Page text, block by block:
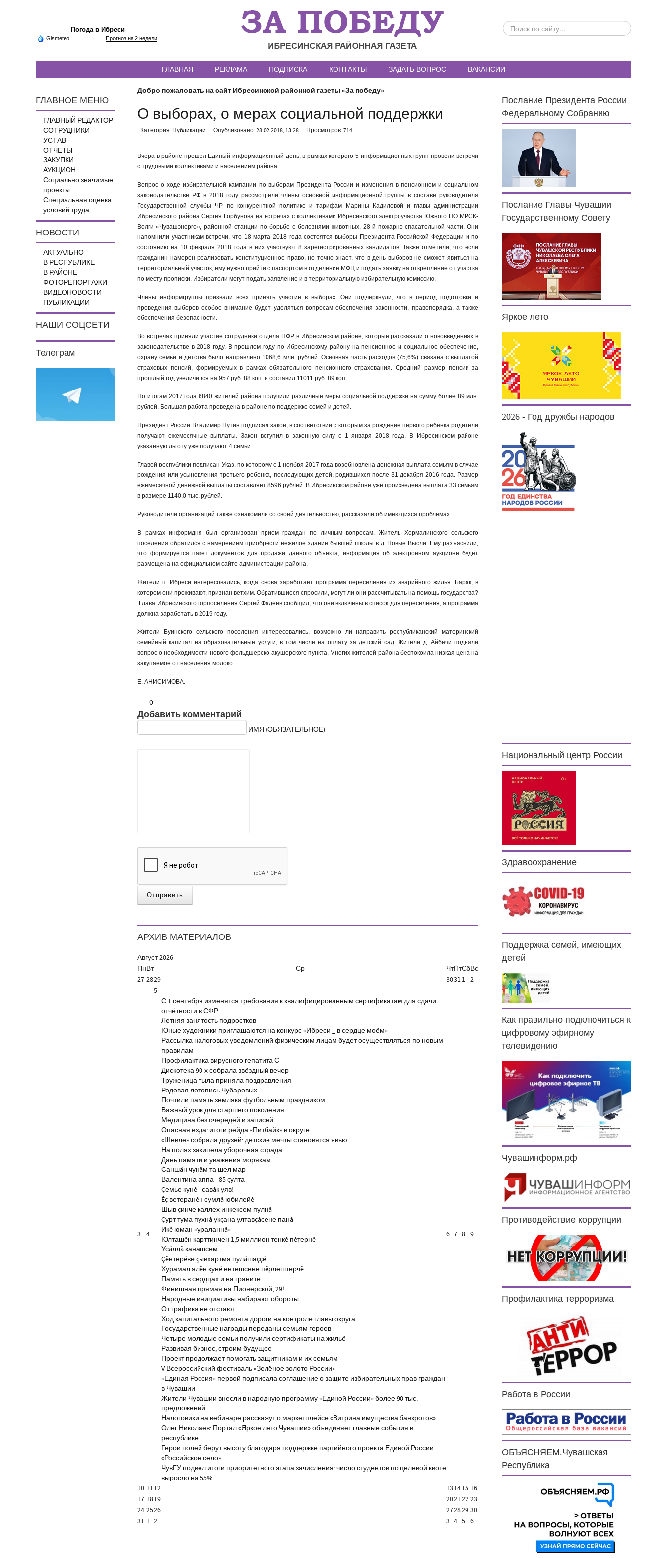
Погода в Ибреси
Gismeteo Прогноз на 2 недели
ПОИСК
ПО
ГЛАВНАЯ РЕКЛАМА ПОДПИСКА КОНТАКТЫ ЗАДАТЬ ВОПРОС ВАКАНСИИ
ГЛАВНОЕ МЕНЮ
ГЛАВНЫЙ РЕДАКТОР
СОТРУДНИКИ
УСТАВ
ОТЧЕТЫ
ЗАКУПКИ
АУКЦИОН
Социально значимые
проекты
Специальная оценка
условий труда
НОВОСТИ
АКТУАЛЬНО
В РЕСПУБЛИКЕ
В РАЙОНЕ
ФОТОРЕПОРТАЖИ
ВИДЕОНОВОСТИ
ПУБЛИКАЦИИ
НАШИ СОЦСЕТИ
Телеграм
Добро пожаловать на сайт Ибресинской районной газеты «За победу»
О выборах, о мерах социальной поддержки
Категория: Публикации Опубликовано: 28.02.2018, 13:28 Просмотров: 714
Вчера в районе прошел Единый информационный день, в рамках которого 5 информационных групп провели встречи
с трудовыми коллективами и населением района.
Вопрос о ходе избирательной кампании по выборам Президента России и изменения в пенсионном и социальном
законодательстве РФ в 2018 году рассмотрели члены основной информационной группы в составе руководителя
Государственной службы ЧР по конкурентной политике и тарифам Марины Кадиловой и главы администрации
Ибресинского района Сергея Горбунова на встречах с коллективами Ибресинского электроучастка Южного ПО МРСК-
Волги-«Чувашэнерго», районной станции по борьбе с болезнями животных, 28-й пожарно-спасательной части. Они
напомнили участникам встречи, что 18 марта 2018 года состоятся выборы Президента Российской Федерации и по
состоянию на 10 февраля 2018 года в них участвуют 8 зарегистрированных кандидатов. Также отметили, что если
гражданин намерен реализовать конституционное право, но точно знает, что в день выборов не сможет явиться на
территориальный участок, ему нужно прийти с паспортом в отделение МФЦ и подать заявку на открепление от участка
по месту прописки. Избиратели могут подать заявление и в территориальную избирательную комиссию.
Члены информгруппы призвали всех принять участие в выборах. Они подчеркнули, что в период подготовки и
проведения выборов особое внимание будет уделяться вопросам обеспечения законности, правопорядка, а также
обеспечения безопасности.
Во встречах приняли участие сотрудники отдела ПФР в Ибресинском районе, которые рассказали о нововведениях в
законодательстве в 2018 году. В прошлом году по Ибресинскому району на пенсионное и социальное обеспечение,
охрану семьи и детства было направлено 1068,6 млн. рублей. Основная часть расходов (75,6%) связана с выплатой
страховых пенсий, формируемых в рамках обязательного пенсионного страхования. Средний размер пенсии за
прошлый год увеличился на 957 руб. 88 коп. и составил 11011 руб. 89 коп.
По итогам 2017 года 6840 жителей района получили различные меры социальной поддержки на сумму более 89 млн.
рублей. Большая работа проведена в районе по поддержке семей и детей.
Президент России Владимир Путин подписал закон, в соответствии с которым за рождение первого ребенка родители
получают ежемесячные выплаты. Закон вступил в законную силу с 1 января 2018 года. В Ибресинском районе
указанную льготу уже получают 4 семьи.
Главой республики подписан Указ, по которому с 1 ноября 2017 года возобновлена денежная выплата семьям в случае
рождения или усыновления третьего ребенка, последующих детей, родившихся после 31 декабря 2016 года. Размер
ежемесячной денежной выплаты составляет 8596 рублей. В Ибресинском районе уже произведена выплата 33 семьям
в размере 1140,0 тыс. рублей.
Руководители организаций также ознакомили со своей деятельностью, рассказали об имеющихся проблемах.
В рамках информдня был организован прием граждан по личным вопросам. Житель Хормалинского сельского
поселения обратился с намерением приобрести нежилое здание бывшей школы в д. Новые Высли. Ему разъяснили,
что формируется пакет документов для продажи данного объекта, информация об электронном аукционе будет
размещена на официальном сайте администрации района.
Жители п. Ибреси интересовались, когда снова заработает программа переселения из аварийного жилья. Барак, в
котором они проживают, признан ветхим. Обратившиеся спросили, могут ли они рассчитывать на помощь государства?
Глава Ибресинского горпоселения Сергей Фадеев сообщил, что они включены в список для переселения, а программа
должна заработать в 2019 году.
Жители Буинского сельского поселения интересовались, возможно ли направить республиканский материнский
семейный капитал на образовательные услуги, в том числе на оплату за детский сад. Жители д. Айбечи подняли
вопрос о необходимости нового фельдшерско-акушерского пункта. Многих жителей района беспокоила низкая цена на
закупаемое от населения молоко.
Е. АНИСИМОВА.
0
Добавить комментарий
ИМЯ (ОБЯЗАТЕЛЬНОЕ)
Отправить
АРХИВ МАТЕРИАЛОВ
Август2026
ПнВт Ср ЧтПтСбВс
27 2829 30311 2
3 4
5
С 1 сентября изменятся требования к квалифицированным сертификатам для сдачи
отчётности в СФР
Летняя занятость подростков
Юные художники приглашаются на конкурс «Ибреси _ в сердце моём»
Рассылка налоговых уведомлений физическим лицам будет осуществляться по новым
правилам
Профилактика вирусного гепатита С
Дискотека 90-х собрала звёздный вечер
Труженица тыла приняла поздравления
Родовая летопись Чубаровых
Почтили память земляка футбольным праздником
Важный урок для старшего поколения
Медицина без очередей и записей
Опасная езда: итоги рейда «Питбайк» в округе
«Шевле» собрала друзей: детские мечты становятся явью
На полях закипела уборочная страда
Дань памяти и уважения морякам
Саншăн чунăм та шел мар
Валентина аппа - 85 çулта
Çемье кунĕ - савăк уяв!
Ĕç ветеранĕн сумлă юбилейĕ
Шыв çинче каллех инкексем пулнă
Çурт тума пухнă укçана ултавçăсене панă
Икĕ юман «ураланнă»
Юлташĕн карттинчен 1,5 миллион тенкĕ пĕтернĕ
Усăллă канашсем
Çĕнтерĕве çывхартма пулăшаççĕ
Хурамал ялĕн кунĕ ентешсене пĕрлештерчĕ
Память в сердцах и на граните
Финишная прямая на Пионерской, 29!
Народные инициативы набирают обороты
От графика не отстают
Ход капитального ремонта дороги на контроле главы округа
Государственные награды переданы семьям героев
Четыре молодые семьи получили сертификаты на жильё
Развивая бизнес, строим будущее
Проект продолжает помогать защитникам и их семьям
V Всероссийский фестиваль «Зелёное золото России»
«Единая Россия» первой подписала соглашение о защите избирательных прав граждан
в Чувашии
Жители Чувашии внесли в народную программу «Единой России» более 90 тыс.
предложений
Налоговики на вебинаре расскажут о маркетплейсе «Витрина имущества банкротов»
Олег Николаев: Портал «Яркое лето Чувашии» объединяет главные события в
республике
Герои полей берут высоту благодаря поддержке партийного проекта Единой России
«Российское село»
ЧувГУ подвел итоги приоритетного этапа зачисления: число студентов по целевой квоте
выросло на 55%
6 7 8 9
10 1112 131415 16
17 1819 202122 23
24 2526 272829 30
31 1 2 3 4 5 6
Послание Президента России
Федеральному Собранию
Послание Главы Чувашии
Государственному Совету
Яркое лето
2026 - Год дружбы народов
Национальный центр России
Здравоохранение
Поддержка семей, имеющих
детей
Как правильно подключиться к
цифровому эфирному
телевидению
Чувашинформ.рф
Противодействие коррупции
Профилактика терроризма
Работа в России
ОБЪЯСНЯЕМ.Чувашская
Республика